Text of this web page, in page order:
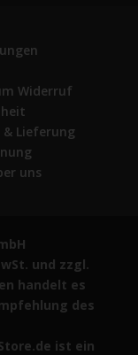
Widerruf
& Lieferung
uns
und zzgl.
handelt es
des
ist ein